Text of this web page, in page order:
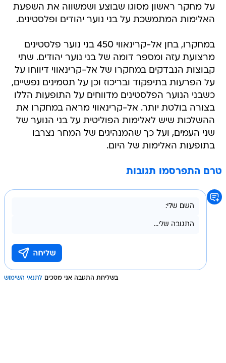
על מחקר ראשון מסוגו שבוצע ושמשווה את השפעת
האלימות המתמשכת על בני נוער יהודים ופלסטינים.
במחקרו, בחן אל-קרינאווי 450 בני נוער פלסטינים
מרצועת עזה ומספר דומה של בני נוער יהודים. שתי
קבוצות הנבדקים במחקרו של אל-קרינאווי דיווחו על
על הפרעות בתיפקוד ובריכוז וכן על תסמינים נפשיים,
כשבני הנוער הפלסטינים מדווחים על התופעות הללו
בצורה בולטת יותר. אל-קרינאווי מראה במחקרו את
ההשלכות שיש לאלימות הפוליטית על בני הנוער של
שני העמים, ועל כך שהמנהיגים של המחר נצרבו
בתופעות האלימות של היום.
טרם התפרסמו תגובות
בשליחת התגובה אני מסכים לתנאי השימוש